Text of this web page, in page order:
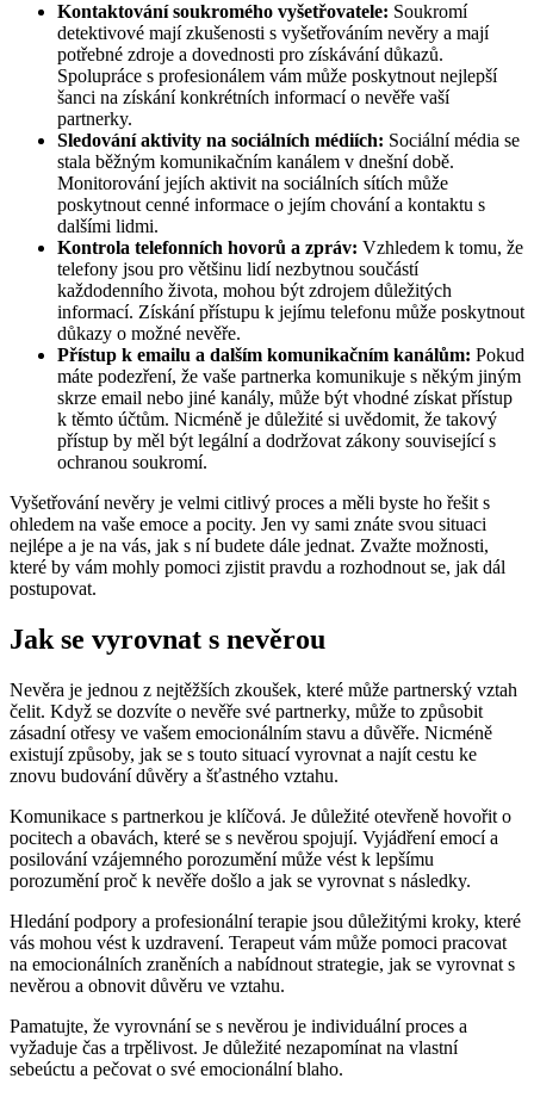
Kontaktování soukromého vyšetřovatele: Soukromí
detektivové mají zkušenosti s vyšetřováním nevěry a mají
potřebné zdroje a dovednosti pro získávání důkazů.
Spolupráce s profesionálem vám může poskytnout nejlepší
šanci na získání konkrétních informací o nevěře vaší
partnerky.
Sledování aktivity na sociálních médiích: Sociální média se
stala běžným komunikačním kanálem v dnešní době.
Monitorování jejích aktivit na sociálních sítích může
poskytnout cenné informace o jejím chování a kontaktu s
dalšími lidmi.
Kontrola telefonních hovorů a zpráv: Vzhledem k tomu, že
telefony jsou pro většinu lidí nezbytnou součástí
každodenního života, mohou být zdrojem důležitých
informací. Získání přístupu k jejímu telefonu může poskytnout
důkazy o možné nevěře.
Přístup k emailu a dalším komunikačním kanálům: Pokud
máte podezření, že vaše partnerka komunikuje s někým jiným
skrze email nebo jiné kanály, může být vhodné získat přístup
k těmto účtům. Nicméně je důležité si uvědomit, že takový
přístup by měl být legální a dodržovat zákony související s
ochranou soukromí.
Vyšetřování nevěry je velmi citlivý proces a měli byste ho řešit s
ohledem na vaše emoce a pocity. Jen vy sami znáte svou situaci
nejlépe a je na vás, jak s ní budete dále jednat. Zvažte možnosti,
které by vám mohly pomoci zjistit pravdu a rozhodnout se, jak dál
postupovat.
Jak se vyrovnat s nevěrou
Nevěra je jednou z nejtěžších zkoušek, které může partnerský vztah
čelit. Když se dozvíte o nevěře své partnerky, může to způsobit
zásadní otřesy ve vašem emocionálním stavu a důvěře. Nicméně
existují způsoby, jak se s touto situací vyrovnat a najít cestu ke
znovu budování důvěry a šťastného vztahu.
Komunikace s partnerkou je klíčová. Je důležité otevřeně hovořit o
pocitech a obavách, které se s nevěrou spojují. Vyjádření emocí a
posilování vzájemného porozumění může vést k lepšímu
porozumění proč k nevěře došlo a jak se vyrovnat s následky.
Hledání podpory a profesionální terapie jsou důležitými kroky, které
vás mohou vést k uzdravení. Terapeut vám může pomoci pracovat
na emocionálních zraněních a nabídnout strategie, jak se vyrovnat s
nevěrou a obnovit důvěru ve vztahu.
Pamatujte, že vyrovnání se s nevěrou je individuální proces a
vyžaduje čas a trpělivost. Je důležité nezapomínat na vlastní
sebeúctu a pečovat o své emocionální blaho.